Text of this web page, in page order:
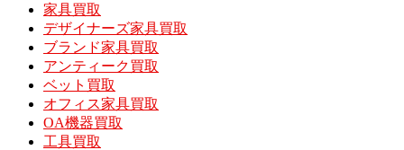
家具買取
デザイナーズ家具買取
ブランド家具買取
アンティーク買取
ベット買取
オフィス家具買取
OA機器買取
工具買取